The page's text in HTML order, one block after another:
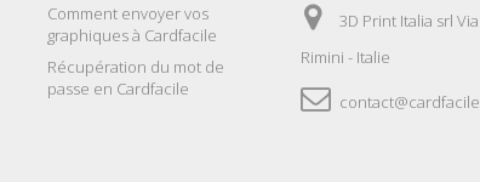
Comment envoyer vos
graphiques à Cardfacile
Récupération du mot de
passe en Cardfacile
3D Print Italia srl
Rimini - Italie